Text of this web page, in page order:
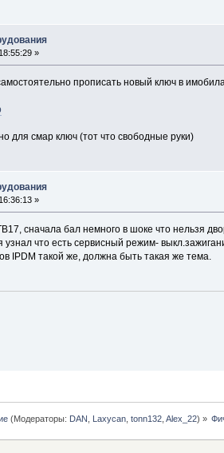
»
прописать новый ключ в
для смар ключ (тот что свободные руки)
»
сначала бал немного в шоке что нельзя
узнал что есть сервисный режим-
IPDM такой же, должна быть такая же тема.
(Модераторы: DAN Laxycan ,tonn132 ,Alex_22) »